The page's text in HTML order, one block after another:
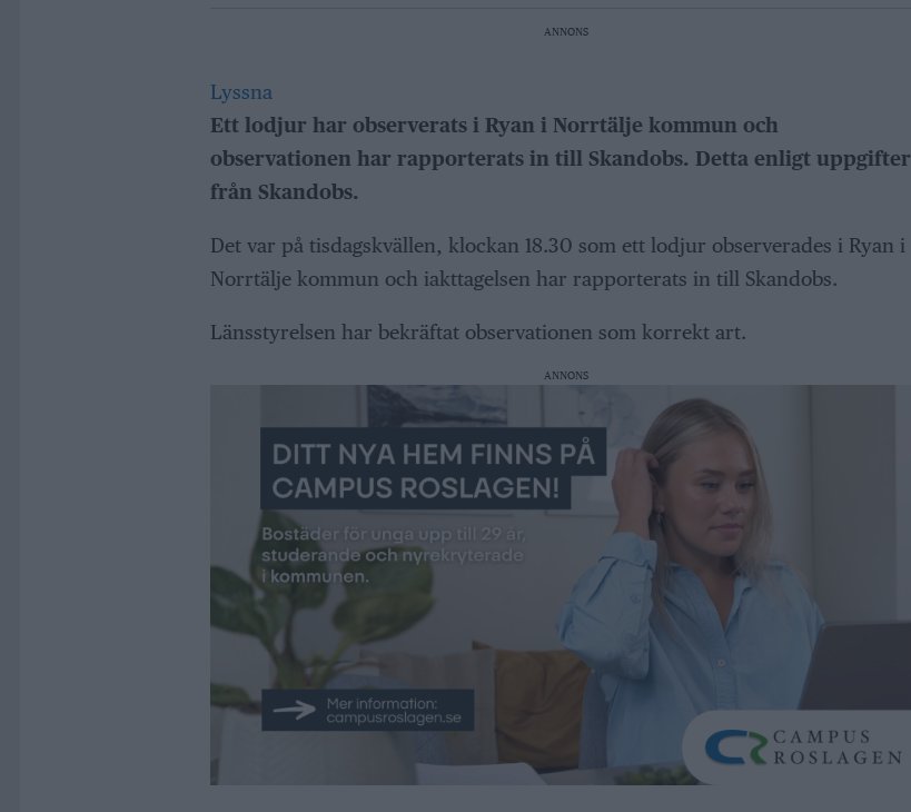
ANNONS
Lyssna
Ett lodjur har observerats i Ryan i Norrtälje kommun och
observationen har rapporterats in till Skandobs. Detta enligt uppgifter
från Skandobs.
Det var på tisdagskvällen, klockan 18.30 som ett lodjur observerades i Ryan i
Norrtälje kommun och iakttagelsen har rapporterats in till Skandobs.
Länsstyrelsen har bekräftat observationen som korrekt art.
ANNONS